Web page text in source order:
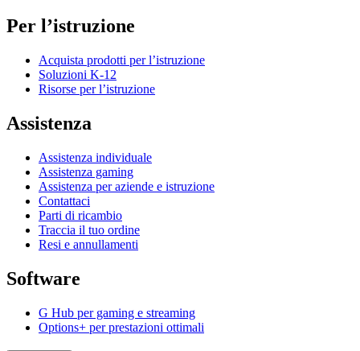
Per l’istruzione
Acquista prodotti per l’istruzione
Soluzioni K-12
Risorse per l’istruzione
Assistenza
Assistenza individuale
Assistenza gaming
Assistenza per aziende e istruzione
Contattaci
Parti di ricambio
Traccia il tuo ordine
Resi e annullamenti
Software
G Hub per gaming e streaming
Options+ per prestazioni ottimali